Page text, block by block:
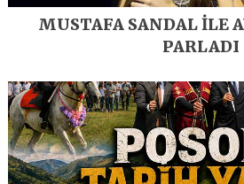
MUSTAFA SANDAL İLE
PARLADI